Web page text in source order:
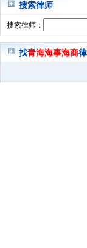
搜索律师
搜索律师：
找青海海事海商